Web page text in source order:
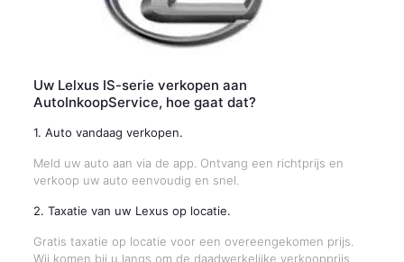
Uw Lelxus IS-serie verkopen aan
AutoInkoopService, hoe gaat dat?
1. Auto vandaag verkopen.
Meld uw auto aan via de app. Ontvang een richtprijs en
verkoop uw auto eenvoudig en snel.
2. Taxatie van uw Lexus op locatie.
Gratis taxatie op locatie voor een overeengekomen prijs.
Wij komen bij u langs om de daadwerkelijke verkoopprijs